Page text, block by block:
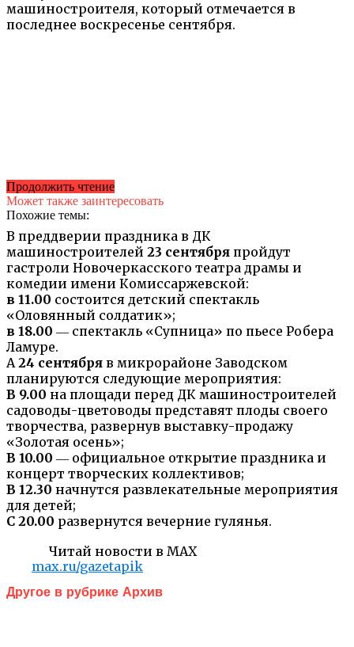
машиностроителя, который отмечается в
последнее воскресенье сентября.
В преддверии праздника в ДК
машиностроителей 23 сентября пройдут
гастроли Новочеркасского театра драмы и
комедии имени Комиссаржевской:
в 11.00 состоится детский спектакль
«Оловянный солдатик»;
в 18.00 ― спектакль «Супница» по пьесе Робера
Ламуре.
А 24 сентября в микрорайоне Заводском
планируются следующие мероприятия:
В 9.00 на площади перед ДК машиностроителей
садоводы-цветоводы представят плоды своего
творчества, развернув выставку-продажу
«Золотая осень»;
В 10.00 ― официальное открытие праздника и
концерт творческих коллективов;
В 12.30 начнутся развлекательные мероприятия
для детей;
С 20.00 развернутся вечерние гулянья.
Читай новости в MAX
max.ru/gazetapik
Продолжить чтение
Может также заинтересовать
Похожие темы:
Другое в рубрике Архив